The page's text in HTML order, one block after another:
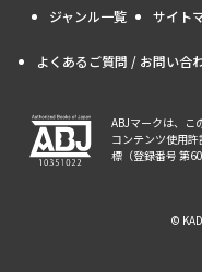
ジャンル一覧 サイト
よくあるご質問 / お問い合
ABJマークは、こ
コンテンツ使用
標（登録番号 第
©